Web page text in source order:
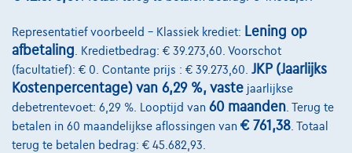
Representatief voorbeeld – Klassiek krediet: Lening op
afbetaling . Kredietbedrag: € 39.273,60. Voorschot
(facultatief): € 0. Contante prijs : € 39.273,60. JKP (Jaarlijks
Kostenpercentage) van 6,29 %, vaste jaarlijkse
debetrentevoet: 6,29 %. Looptijd van 60 maanden . Terug te
betalen in 60 maandelijkse aflossingen van € 761,38 . Totaal
terug te betalen bedrag: € 45.682,93.